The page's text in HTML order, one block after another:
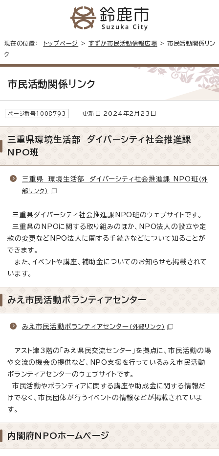
現在の位置： トップページ > すずか市民活動情報広場 > 市民活動関係リン
ク
市民活動関係リンク
ページ番号1008793 更新日 2024年2月23日
三重県環境生活部 ダイバーシティ社会推進課
NPO班
三重県 環境生活部 ダイバーシティ社会推進課 NPO班 （外
部リンク）
三重県ダイバーシティ社会推進課NPO班のウェブサイトです。
三重県のNPOに関する取り組みのほか、NPO法人の設立や定
款の変更などNPO法人に関する手続きなどについて知ることが
できます。
また、イベントや講座、補助金についてのお知らせも掲載されて
います。
みえ市民活動ボランティアセンター
みえ市民活動ボランティアセンター （外部リンク）
アスト津3階の「みえ県民交流センター」を拠点に、市民活動の場
や交流の機会の提供など、NPO支援を行っているみえ市民活動
ボランティアセンターのウェブサイトです。
市民活動やボランティアに関する講座や助成金に関する情報だ
けでなく、市民団体が行うイベントの情報などが掲載されていま
す。
内閣府NPOホームページ